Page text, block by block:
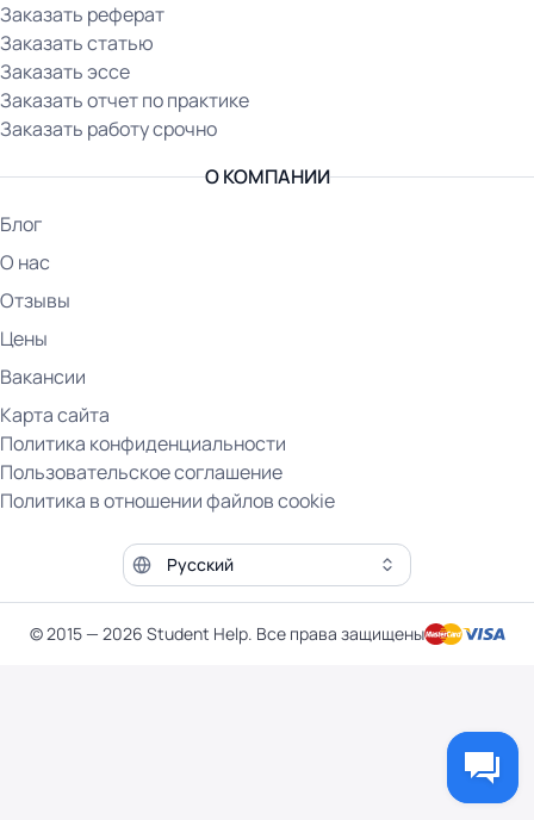
Заказать реферат
Заказать статью
Заказать эссе
Заказать отчет по практике
Заказать работу срочно
О КОМПАНИИ
Блог
О нас
Отзывы
Цены
Вакансии
Карта сайта
Политика конфиденциальности
Пользовательское соглашение
Политика в отношении файлов cookie
Язык сайта
© 2015 — 2026 Student Help. Все права защищены